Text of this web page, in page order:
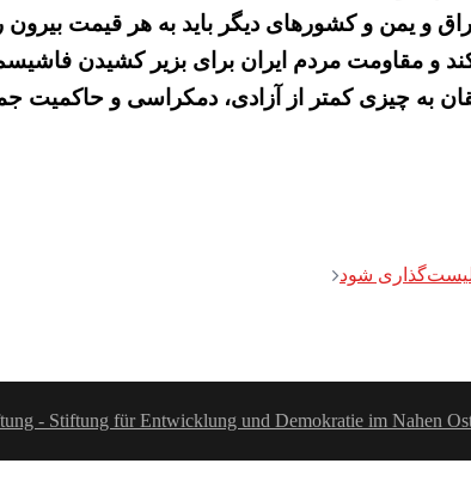
و یمن و کشورهای دیگر باید به هر قیمت بیرون
و مقاومت مردم ایران برای بزیر کشیدن
لیست‌گذاری شود
- Stiftung für Entwicklung und Demokratie im Nahen